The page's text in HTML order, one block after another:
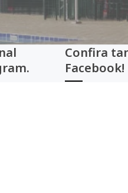
Confira
Facebook!